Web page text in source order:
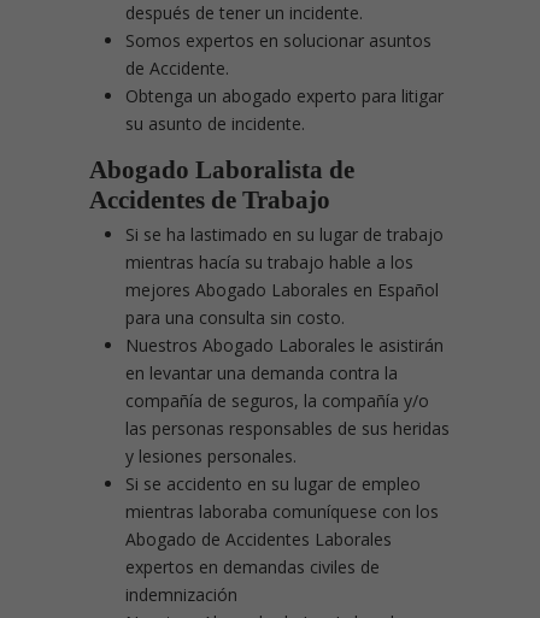
después de tener un incidente.
Somos expertos en solucionar asuntos
de Accidente.
Obtenga un abogado experto para litigar
su asunto de incidente.
Abogado Laboralista de
Accidentes de Trabajo
Si se ha lastimado en su lugar de trabajo
mientras hacía su trabajo hable a los
mejores Abogado Laborales en Español
para una consulta sin costo.
Nuestros Abogado Laborales le asistirán
en levantar una demanda contra la
compañía de seguros, la compañía y/o
las personas responsables de sus heridas
y lesiones personales.
Si se accidento en su lugar de empleo
mientras laboraba comuníquese con los
Abogado de Accidentes Laborales
expertos en demandas civiles de
indemnización